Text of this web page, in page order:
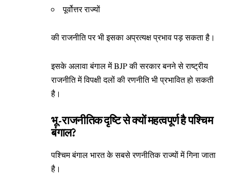
पूर्वोत्तर राज्यों
की राजनीति पर भी इसका अप्रत्यक्ष प्रभाव पड़ सकता है।
इसके अलावा बंगाल में BJP की सरकार बनने से राष्ट्रीय
राजनीति में विपक्षी दलों की रणनीति भी प्रभावित हो सकती
है।
भू-राजनीतिक दृष्टि से क्यों महत्वपूर्ण है पश्चिम
बंगाल?
पश्चिम बंगाल भारत के सबसे रणनीतिक राज्यों में गिना जाता
है।